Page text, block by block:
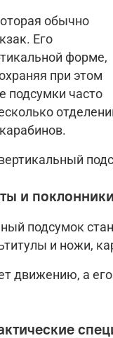
обычно
Его
форме,
при этом
подсумки часто
и
подсумок
и ножи,
движению, а